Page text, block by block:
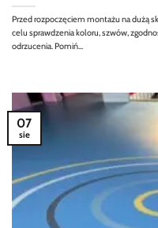
Przed rozpoczęciem montażu na dużą
celu sprawdzenia koloru, szwów,
odrzucenia. Pomiń...
07
sie